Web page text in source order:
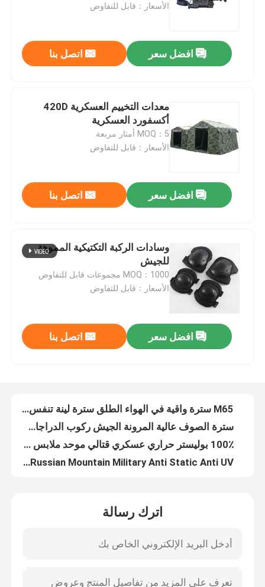
منتجات
اتصل بنا
اطلب اقتباس
الزي العسكري القتالي
زي التمويه العسكري
درع عسكري باليستي
الأسعار：قابل للتفاوض
افضل سعر اتصل بنا
معدات التخييم العسكرية 420D
أكسفورد العسكرية
MOQ：5 أمتار مربعة
الأسعار：قابل للتفاوض
افضل سعر اتصل بنا
وسادات الركبة التكتيكية المموهة
للجيش
MOQ：1000 مجموعات قابل للتفاوض
الأسعار：قابل للتفاوض
افضل سعر اتصل بنا
M65 سترة واقية في الهواء الطلق سترة لينة تنفس محبوك النسيج
زي قتال عسكري مموه مضاد للماء أفخم متعدد الوظائف
زي قتالي عسكري من القطيفة يسمح بمرور الهواء
بو المطاط ميدسولي أحذية رياضية للماء ثقب والدليل على المشي لمسافات طويلة
38-46 الأحذية الجلدية العسكرية إيفا تسولي الرياضة في الهواء الطلق المشي لمسافات طويلة
اترك رسالة